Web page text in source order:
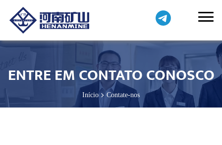
ENTRE EM CONTATO CONOSCO
Início Contate-nos